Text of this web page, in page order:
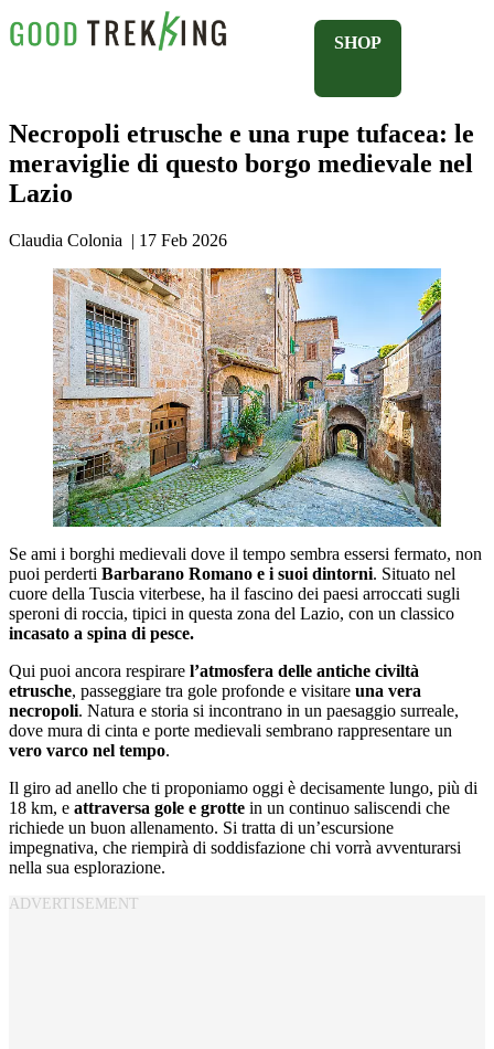
SHOP
Necropoli etrusche e una rupe tufacea: le
meraviglie di questo borgo medievale nel
Lazio
Claudia Colonia | 17 Feb 2026
Se ami i borghi medievali dove il tempo sembra essersi fermato, non
puoi perderti Barbarano Romano e i suoi dintorni. Situato nel
cuore della Tuscia viterbese, ha il fascino dei paesi arroccati sugli
speroni di roccia, tipici in questa zona del Lazio, con un classico
incasato a spina di pesce.
Qui puoi ancora respirare l’atmosfera delle antiche civiltà
etrusche, passeggiare tra gole profonde e visitare una vera
necropoli. Natura e storia si incontrano in un paesaggio surreale,
dove mura di cinta e porte medievali sembrano rappresentare un
vero varco nel tempo.
Il giro ad anello che ti proponiamo oggi è decisamente lungo, più di
18 km, e attraversa gole e grotte in un continuo saliscendi che
richiede un buon allenamento. Si tratta di un’escursione
impegnativa, che riempirà di soddisfazione chi vorrà avventurarsi
nella sua esplorazione.